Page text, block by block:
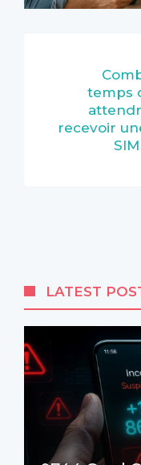
temps
recevoir
LATEST